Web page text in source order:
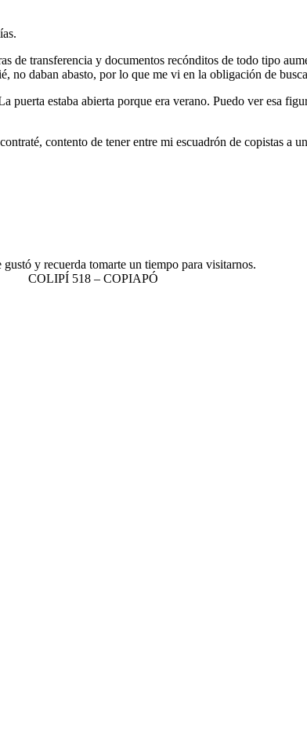
transferencia y documentos recónditos de todo tipo
no daban abasto, por lo que me vi en la obligación de
estaba abierta porque era verano. Puedo ver esa
contento de tener entre mi escuadrón de copistas a
gustó y recuerda tomarte un tiempo para visitarnos.
COLIPÍ 518 – COPIAPÓ